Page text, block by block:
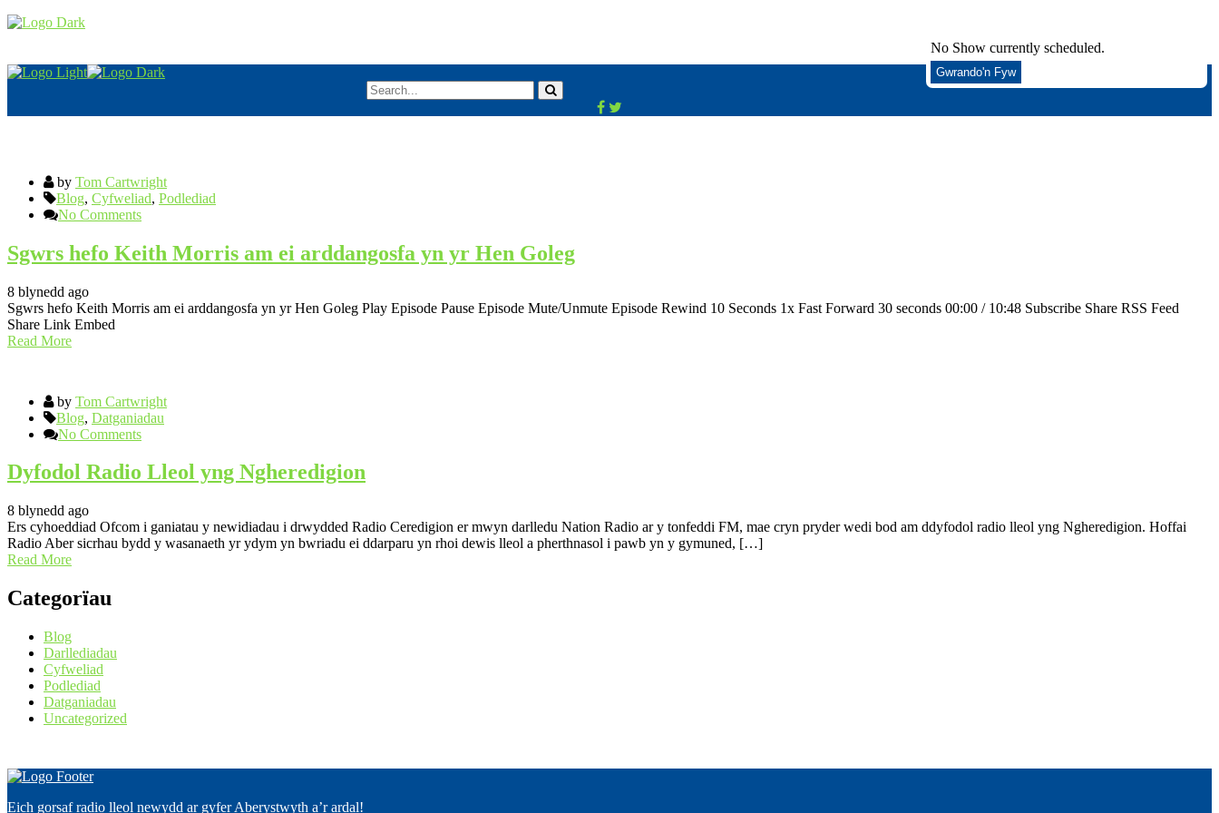
No Show currently scheduled.
Gwrando'n Fyw
by Tom Cartwright
Blog, Cyfweliad, Podlediad
No Comments
Sgwrs hefo Keith Morris am ei arddangosfa yn yr Hen Goleg
8 blynedd ago
Sgwrs hefo Keith Morris am ei arddangosfa yn yr Hen Goleg Play Episode Pause Episode Mute/Unmute Episode Rewind 10 Seconds 1x Fast Forward 30 seconds 00:00 / 10:48 Subscribe Share RSS Feed
Share Link Embed
Read More
by Tom Cartwright
Blog, Datganiadau
No Comments
Dyfodol Radio Lleol yng Ngheredigion
8 blynedd ago
Ers cyhoeddiad Ofcom i ganiatau y newidiadau i drwydded Radio Ceredigion er mwyn darlledu Nation Radio ar y tonfeddi FM, mae cryn pryder wedi bod am ddyfodol radio lleol yng Ngheredigion. Hoffai
Radio Aber sicrhau bydd y wasanaeth yr ydym yn bwriadu ei ddarparu yn rhoi dewis lleol a pherthnasol i pawb yn y gymuned, […]
Read More
Categorïau
Blog
Darllediadau
Cyfweliad
Podlediad
Datganiadau
Uncategorized
Eich gorsaf radio lleol newydd ar gyfer Aberystwyth a’r ardal!